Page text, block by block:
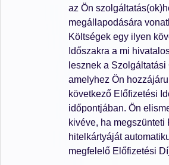
az Ön
megállapodására
Költségek egy ilyen
Időszakra a mi
lesznek a Szolgáltatási
amelyhez Ön
következő Előfizetési
időpontjában. Ön
kivéve, ha megszünteti
hitelkártyáját
megfelelő Előfizetési